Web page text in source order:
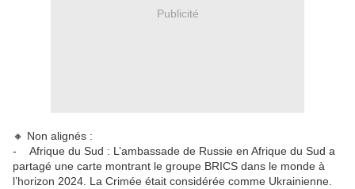
Publicité
🔸 Non alignés :
- Afrique du Sud : L’ambassade de Russie en Afrique du Sud a
partagé une carte montrant le groupe BRICS dans le monde à
l’horizon 2024. La Crimée était considérée comme Ukrainienne.